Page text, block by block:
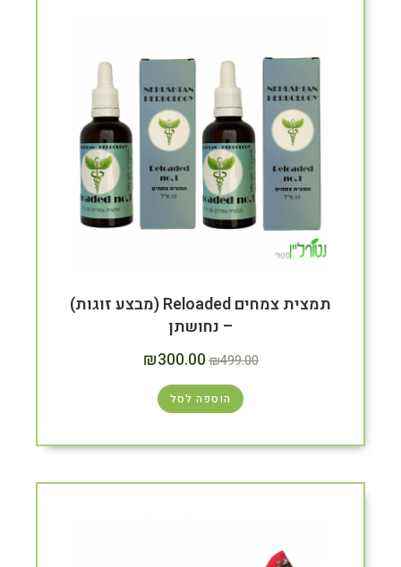
תמצית צמחים Reloaded (מבצע זוגות)
– נחושתן
₪499.00
₪300.00
הוספה לסל